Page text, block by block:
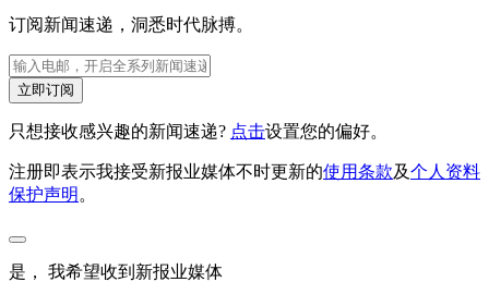
订阅新闻速递，洞悉时代脉搏。
立即订阅
只想接收感兴趣的新闻速递? 点击设置您的偏好。
注册即表示我接受新报业媒体不时更新的使用条款及个人资料
保护声明 。
是， 我希望收到新报业媒体